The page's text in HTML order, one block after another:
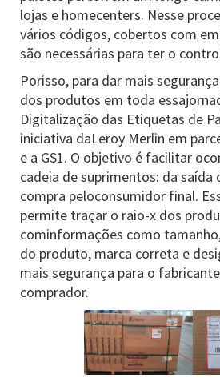
lojas e homecenters. Nesse
vários códigos, cobertos com
são necessárias para ter o
Porisso, para dar mais
dos produtos em toda
Digitalização das Etiquetas de
iniciativa daLeroy Merlin em
e a GS1. O objetivo é facilitar
cadeia de suprimentos: da saída
compra peloconsumidor final.
permite traçar o raio-x dos
cominformações como
do produto, marca correta e
mais segurança para o
comprador.